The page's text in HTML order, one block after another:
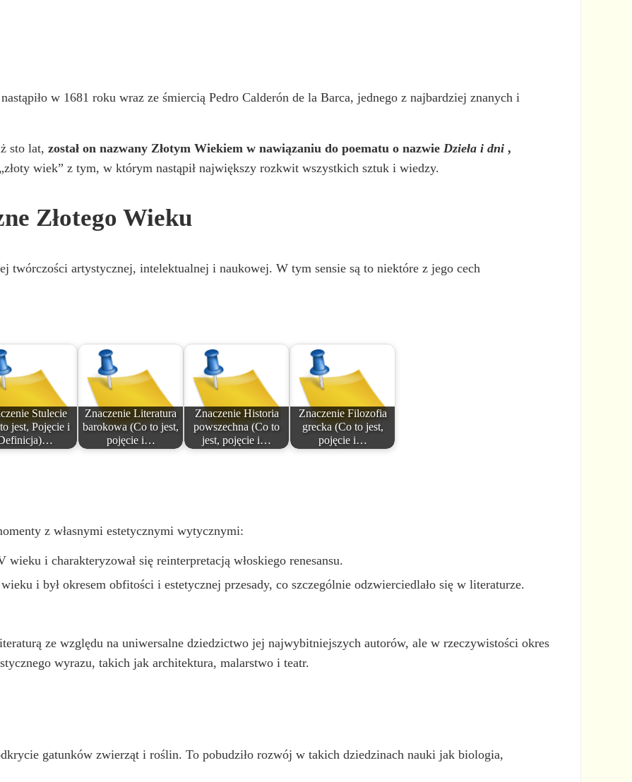
w 1681 roku wraz ze śmiercią Pedro Calderón de la Barca, jednego z najbardziej znanych i
sto lat,został on nazwany Złotym Wiekiem w nawiązaniu do poematu o nazwie Dzieła i dni ,
wiek” z tym, w którym nastąpił największy rozkwit wszystkich sztuk i wiedzy.
Złotego Wieku
twórczości artystycznej, intelektualnej i naukowej. W tym sensie są to niektóre z jego cech
Stulecie
jest, Pojęcie i
Znaczenie Literatura
barokowa (Co to jest,
pojęcie i…
Znaczenie Historia
powszechna (Co to
jest, pojęcie i…
Znaczenie Filozofia
grecka (Co to jest,
pojęcie i…
z własnymi estetycznymi wytycznymi:
i charakteryzował się reinterpretacją włoskiego renesansu.
i był okresem obfitości i estetycznej przesady, co szczególnie odzwierciedlało się w literaturze.
ze względu na uniwersalne dziedzictwo jej najwybitniejszych autorów, ale w rzeczywistości okres
wyrazu, takich jak architektura, malarstwo i teatr.
gatunków zwierząt i roślin. To pobudziło rozwój w takich dziedzinach nauki jak biologia,